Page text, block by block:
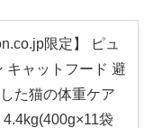
限定】 ピュ
キャットフード 避
た猫の体重ケア
4.4kg(400g×11袋